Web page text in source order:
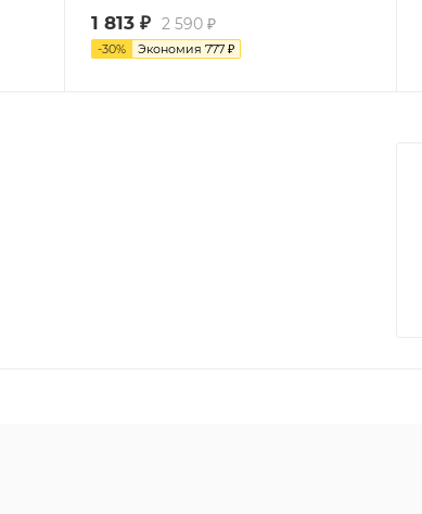
1 813 ₽ 2 590 ₽
-30% Экономия 777 ₽